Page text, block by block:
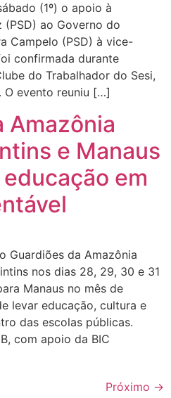
(1º) o apoio à
ao Governo do
Campelo (PSD) à vice-
confirmada durante
do Trabalhador do Sesi,
O evento reuniu […]
Amazônia
e Manaus
em
Guardiões da Amazônia
nos dias 28, 29, 30 e 31
Manaus no mês de
levar educação, cultura e
das escolas públicas.
com apoio da BIC
Próximo →